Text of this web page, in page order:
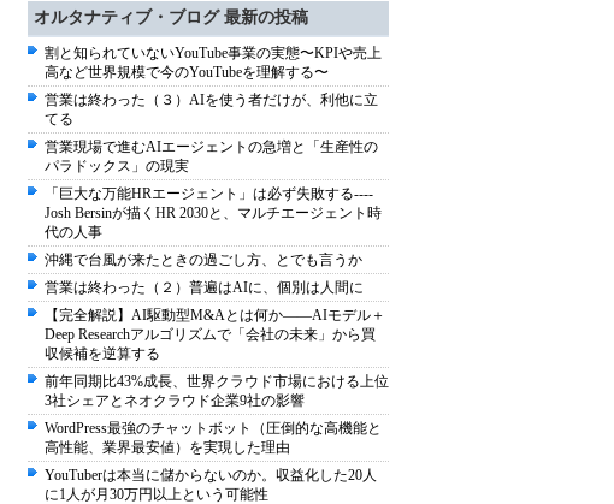
オルタナティブ・ブログ 最新の投稿
割と知られていないYouTube事業の実態〜KPIや売上
高など世界規模で今のYouTubeを理解する〜
営業は終わった（３）AIを使う者だけが、利他に立
てる
営業現場で進むAIエージェントの急増と「生産性の
パラドックス」の現実
「巨大な万能HRエージェント」は必ず失敗する----
Josh Bersinが描くHR 2030と、マルチエージェント時
代の人事
沖縄で台風が来たときの過ごし方、とでも言うか
営業は終わった（２）普遍はAIに、個別は人間に
【完全解説】AI駆動型M&Aとは何か――AIモデル＋
Deep Researchアルゴリズムで「会社の未来」から買
収候補を逆算する
前年同期比43%成長、世界クラウド市場における上位
3社シェアとネオクラウド企業9社の影響
WordPress最強のチャットボット（圧倒的な高機能と
高性能、業界最安値）を実現した理由
YouTuberは本当に儲からないのか。収益化した20人
に1人が月30万円以上という可能性